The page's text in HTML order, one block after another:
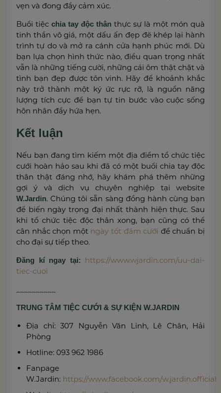
vẹn và đong đầy cảm xúc.
Buổi tiệc chia tay độc thân thực sự là một món quà
tinh thần vô giá, một dấu ấn đẹp đẽ khép lại hành
trình tự do và mở ra cánh cửa hạnh phúc mới. Dù
bạn lựa chọn hình thức nào, điều quan trọng nhất
vẫn là những tiếng cười, những cái ôm thật chặt và
tình bạn đẹp được tôn vinh. Hãy để khoảnh khắc
này trở thành một ký ức rực rỡ, là nguồn năng
lượng tích cực để bạn tự tin bước vào cuộc sống
hôn nhân đầy hứa hẹn.
Kết luận
Nếu bạn đang tìm kiếm một địa điểm tổ chức tiệc
cưới hoàn hảo sau khi đã có một buổi chia tay độc
thân thật đáng nhớ, hãy khám phá thêm những
gợi ý và dịch vụ chuyên nghiệp tại website
W.Jardin. Chúng tôi sẵn sàng đồng hành cùng bạn
để biến ngày trọng đại nhất thành hiện thực. Sau
khi tổ chức tiệc độc thân xong, bạn cũng có thể
cân nhắc chọn một ngày tốt đám cưới để chuẩn bị
cho đại sự tiếp theo.
Đăng kí ngay tại: https://www.wjardin.com/uu-dai-
tiec-cuoi
TRUNG TÂM TIỆC CƯỚI & SỰ KIỆN W.JARDIN
Địa chỉ: 307 Nguyễn Văn Linh, Lê Chân, Hải
Phòng
Hotline: 093 962 1986
Fanpage
W.Jardin: https://www.facebook.com/w.jardin.official